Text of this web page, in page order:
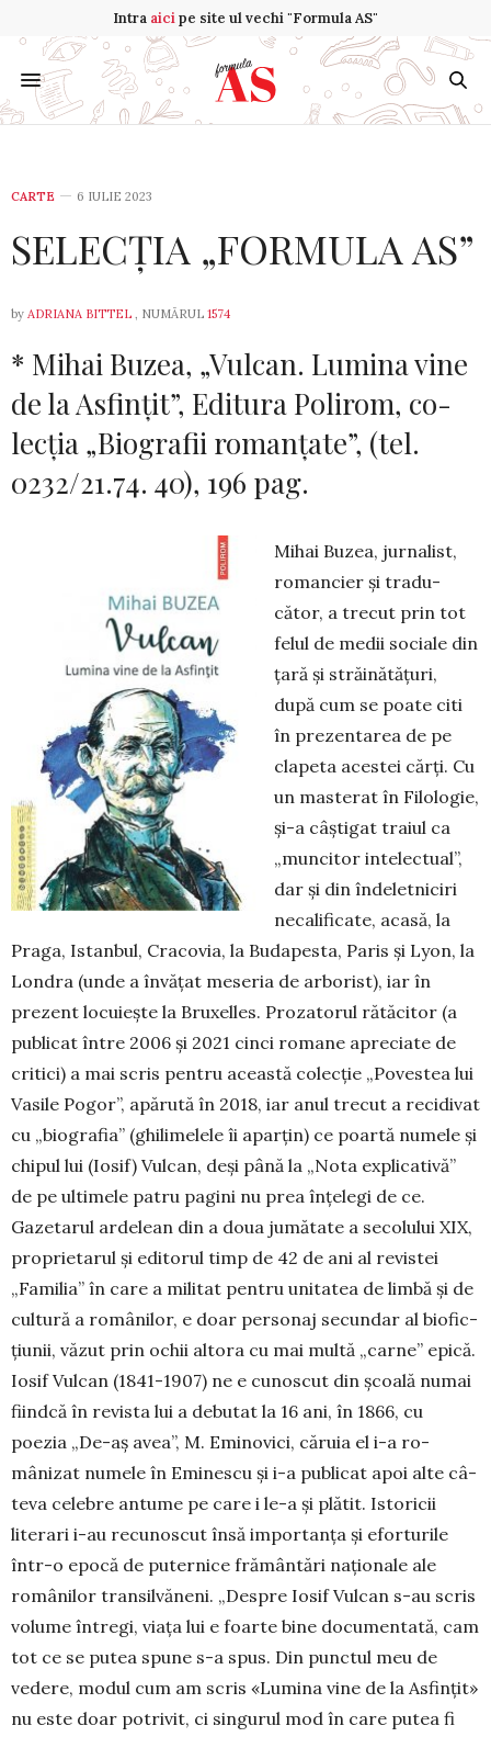
Intra aicipe site ul vechi "Formula AS"
CARTE 6 IULIE 2023
SELECȚIA „FORMULA AS”
by ADRIANA BITTEL , NUMĂRUL 1574
* Mihai Bu­­zea, „Vulcan. Lu­­mina vine
de la As­finţit”, Edi­tu­ra Polirom, co­­­
lec­ţia „Bio­gra­fii roman­ţa­te”, (tel.
0232/21.74. 40), 196 pag.
Mihai Bu­zea, jur­na­list,
ro­­man­­cier şi tradu-
cător, a trecut prin tot
fe­lul de medii so­ciale din
ţară şi străi­nă­­tăţuri,
după cum se poate citi
în prezentarea de pe
clapeta aces­tei cărţi. Cu
un mas­terat în Filo­logie,
şi-a câş­tigat traiul ca
„mun­citor inte­lec­­tual”,
dar şi din îndeletniciri
neca­lificate, acasă, la
Praga, Istanbul, Cracovia, la Budapesta, Paris şi Lyon, la
Londra (unde a învăţat meseria de arborist), iar în
prezent locuieşte la Bruxelles. Prozatorul rătăcitor (a
publicat între 2006 şi 2021 cinci ro­mane apre­ciate de
critici) a mai scris pentru această co­lecţie „Povestea lui
Vasile Po­gor”, apărută în 2018, iar anul trecut a recidivat
cu „bio­grafia” (ghilimelele îi aparţin) ce poartă nu­­mele şi
chi­pul lui (Iosif) Vulcan, deşi până la „No­ta ex­pli­cativă”
de pe ultimele patru pagini nu prea în­ţe­legi de ce.
Gazetarul ardelean din a doua ju­mă­tate a secolului XIX,
proprietarul şi edi­torul timp de 42 de ani al revistei
„Familia” în care a mi­litat pen­tru unitatea de limbă şi de
cultură a ro­mâ­­nilor, e doar perso­naj secun­dar al bio­fic­
ţiunii, văzut prin ochii altora cu mai multă „carne” epică.
Iosif Vul­can (1841-1907) ne e cunoscut din şcoală nu­mai
fiindcă în revista lui a debutat la 16 ani, în 1866, cu
poezia „De-aş avea”, M. Emi­novici, căruia el i-a ro­
mânizat nu­mele în Eminescu şi i-a pu­blicat apoi alte câ­
teva celebre antume pe care i le-a şi plătit. Is­toricii
literari i-au re­cu­­noscut însă impor­tanţa şi efor­turile
într-o epocă de puternice fră­mântări na­ţio­nale ale
românilor tran­sil­­vă­neni. „Despre Io­sif Vul­can s-au scris
vo­lume întregi, viaţa lui e foarte bine documentată, cam
tot ce se pu­tea spune s-a spus. Din punctul meu de
vedere, mo­dul cum am scris «Lu­mina vine de la Asfinţit»
nu este doar potrivit, ci singurul mod în care pu­tea fi